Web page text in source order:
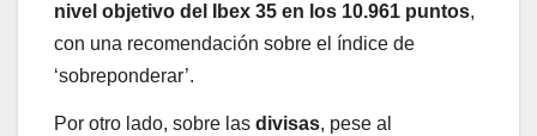
nivel objetivo del Ibex 35 en los 10.961 puntos,
con una recomendación sobre el índice de
‘sobreponderar’.
Por otro lado, sobre las divisas, pese al